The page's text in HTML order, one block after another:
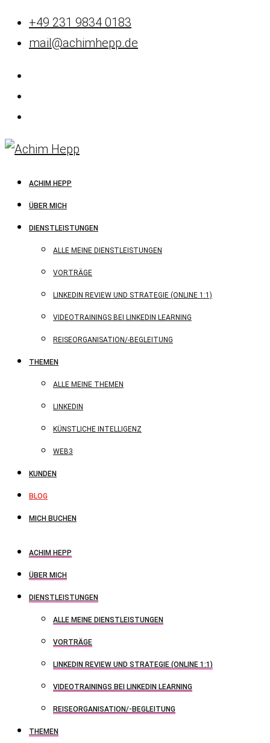
+49 231 9834 0183
mail@achimhepp.de
ACHIM HEPP
ÜBER MICH
DIENSTLEISTUNGEN
ALLE MEINE DIENSTLEISTUNGEN
VORTRÄGE
LINKEDIN REVIEW UND STRATEGIE (ONLINE 1:1)
VIDEOTRAININGS BEI LINKEDIN LEARNING
REISEORGANISATION/-BEGLEITUNG
THEMEN
ALLE MEINE THEMEN
LINKEDIN
KÜNSTLICHE INTELLIGENZ
WEB3
KUNDEN
BLOG
MICH BUCHEN
ACHIM HEPP
ÜBER MICH
DIENSTLEISTUNGEN
ALLE MEINE DIENSTLEISTUNGEN
VORTRÄGE
LINKEDIN REVIEW UND STRATEGIE (ONLINE 1:1)
VIDEOTRAININGS BEI LINKEDIN LEARNING
REISEORGANISATION/-BEGLEITUNG
THEMEN